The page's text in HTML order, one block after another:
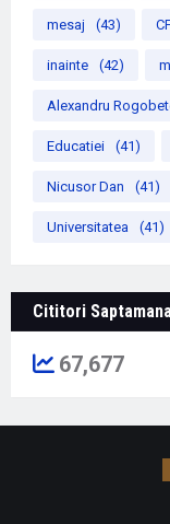
mesaj (43)
inainte (42)
Alexandru
Educatiei (41)
Nicusor Dan (41)
Universitatea (41)
Cititori
67,677